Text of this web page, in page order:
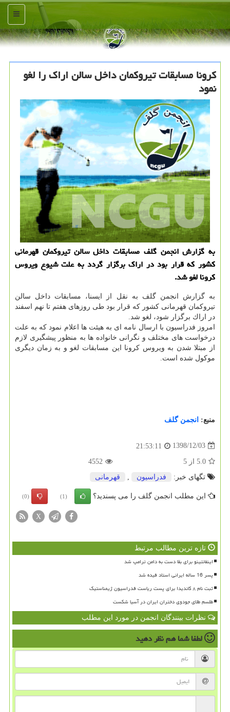
منو
كرونا مسابقات تیروكمان داخل سالن اراك را لغو
نمود
به گزارش انجمن گلف مسابقات داخل سالن تیروكمان قهرمانی
كشور كه قرار بود در اراك برگزار گردد به علت شیوع ویروس
كرونا لغو شد.
به گزارش انجمن گلف به نقل از ایسنا، مسابقات داخل سالن
تیروكمان قهرمانی كشور كه قرار بود طی روزهای هفتم تا نهم اسفند
در اراك برگزار شود، لغو شد.
امروز فدراسیون با ارسال نامه ای به هیئت ها اعلام نمود كه به علت
درخواست های مختلف و نگرانی خانواده ها به منظور پیشگیری لازم
از مبتلا شدن به ویروس كرونا این مسابقات لغو و به زمان دیگری
موكول شده است.
منبع: انجمن گلف
1398/12/03
21:53:11
5.0 از 5
4552
تگهای خبر:
فدراسیون قهرمانی
این مطلب انجمن گلف را می پسندید؟ (1)
(0)
X
تازه ترین مطالب مرتبط
اینفانتینو برای بقا دست به دامن ترامپ شد
پسر 16 ساله ایرانی استاد فیده شد
ثبت نام ۸ کاندیدا برای پست ریاست فدراسیون ژیمناستیک
طلسم طلای جودوی دختران ایران در آسیا شکست
نظرات بینندگان انجمن در مورد این مطلب
لطفا شما همنظر دهید